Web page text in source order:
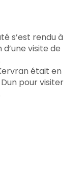
s’est rendu à
visite de
était en
pour visiter